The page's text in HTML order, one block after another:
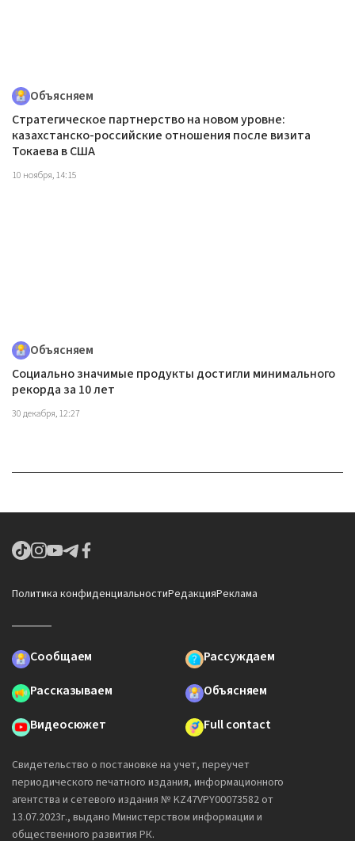
Объясняем
Стратегическое партнерство на новом уровне:
казахстанско-российские отношения после визита
Токаева в США
10 ноября, 14:15
Объясняем
Социально значимые продукты достигли минимального
рекорда за 10 лет
30 декабря, 12:27
Политика конфиденциальностиРедакцияРеклама
Сообщаем
Рассуждаем
Рассказываем
Объясняем
Видеосюжет
Full contact
Свидетельство о постановке на учет, переучет
периодического печатного издания, информационного
агентства и сетевого издания № KZ47VPY00073582 от
13.07.2023г., выдано Министерством информации и
общественного развития РК.